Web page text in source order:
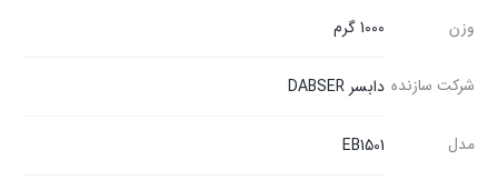
وزن 1000 گرم
شرکت سازنده دابسر DABSER
مدل EB1501